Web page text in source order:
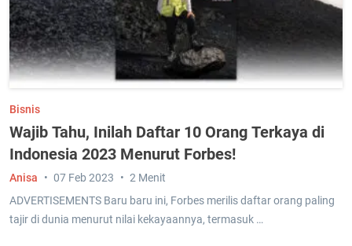
Bisnis
Wajib Tahu, Inilah Daftar 10 Orang Terkaya di
Indonesia 2023 Menurut Forbes!
ADVERTISEMENTS Baru baru ini, Forbes merilis daftar orang paling
tajir di dunia menurut nilai kekayaannya, termasuk …
Anisa 07 Feb 2023 2 Menit